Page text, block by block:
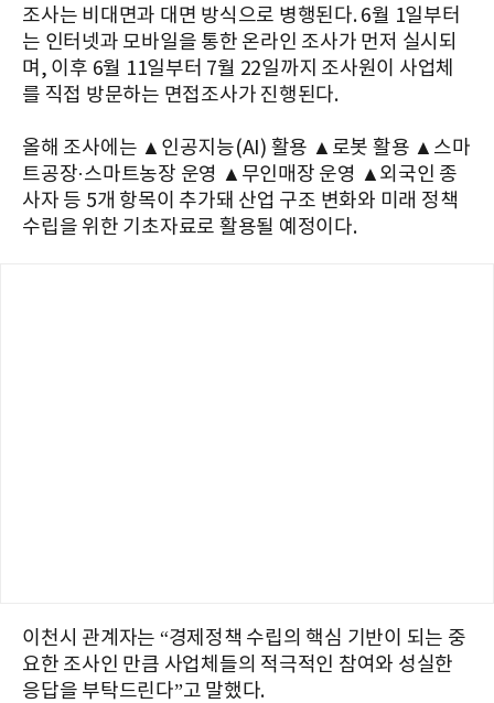
조사는 비대면과 대면 방식으로 병행된다. 6월 1일부터
는 인터넷과 모바일을 통한 온라인 조사가 먼저 실시되
며, 이후 6월 11일부터 7월 22일까지 조사원이 사업체
를 직접 방문하는 면접조사가 진행된다.
올해 조사에는 ▲인공지능(AI) 활용 ▲로봇 활용 ▲스마
트공장·스마트농장 운영 ▲무인매장 운영 ▲외국인 종
사자 등 5개 항목이 추가돼 산업 구조 변화와 미래 정책
수립을 위한 기초자료로 활용될 예정이다.
이천시 관계자는 “경제정책 수립의 핵심 기반이 되는 중
요한 조사인 만큼 사업체들의 적극적인 참여와 성실한
응답을 부탁드린다”고 말했다.